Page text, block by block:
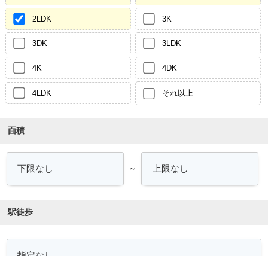
2LDK 3K
3DK 3LDK
4K 4DK
4LDK それ以上
面積
～
駅徒歩